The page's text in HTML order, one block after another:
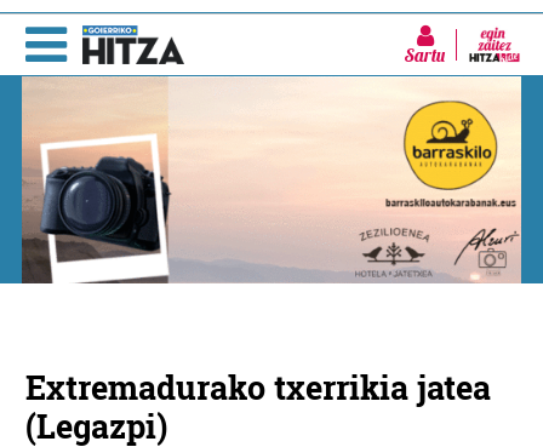
Sartu
Extremadurako txerrikia jatea
(Legazpi)